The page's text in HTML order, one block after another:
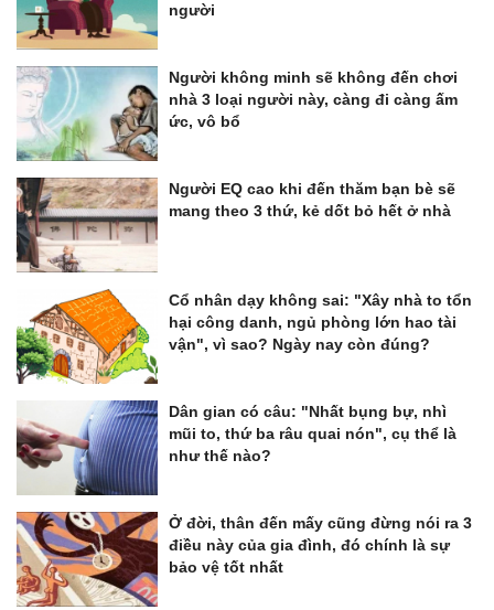
người
Người không minh sẽ không đến chơi
nhà 3 loại người này, càng đi càng ấm
ức, vô bổ
Người EQ cao khi đến thăm bạn bè sẽ
mang theo 3 thứ, kẻ dốt bỏ hết ở nhà
Cổ nhân dạy không sai: "Xây nhà to tổn
hại công danh, ngủ phòng lớn hao tài
vận", vì sao? Ngày nay còn đúng?
Dân gian có câu: "Nhất bụng bự, nhì
mũi to, thứ ba râu quai nón", cụ thể là
như thế nào?
Ở đời, thân đến mấy cũng đừng nói ra 3
điều này của gia đình, đó chính là sự
bảo vệ tốt nhất